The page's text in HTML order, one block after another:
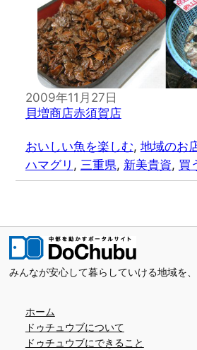
2009年11月27日
貝増商店赤須賀店
おいしい魚を楽しむ, 地域のお
ハマグリ , 三重県, 新美貴資, 買
みんなが安心して暮らしていける地域を、
ホーム
ドゥチュウブについて
ドゥチュウブにできること